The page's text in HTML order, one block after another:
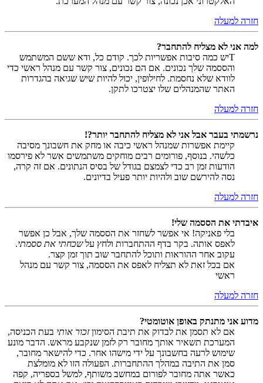
חזרה למעלה
למה אני לא מצליח להתחבר?
Tיש כמה סיבות אפשריות לכך. קודם כל, ודא ששם המשתמש
והססמה שלך נכונים. אם הם נכונים, צור קשר עם מנהל ראשי כדי
לוודא שלא נחסמת. לחילופין, יכול להיות שיש שגיאה בהגדרות
האתר שהמנהלים שלו יצטרכו לתקן.
חזרה למעלה
נרשמתי בעבר אבל אני לא מצליח להתחבר יותר?!
קיימת אפשרות שמנהל ראשי כיבה או מחק את חשבונך מסיבה
כלשהי. בנוסף, פורומים רבים מוחקים משתמשים אשר לא פירסמו
הודעות זמן רב כדי לצמצם בגודל של בסיס הנתונים. אם זה קרה,
נסה להירשם שוב ולהיות יותר פעיל בדיונים.
חזרה למעלה
איבדתי את הססמה שלי!
בלי פאניקה! אי אפשר לשחזר את הססמה שלך, אבל כן אפשר
לאפס אותה. בקר בדף ההתחברות ולחץ עלשכחתי את ססמתי.
עקוב אחר ההוראות ותוכל להתחבר שוב תוך זמן קצר.
אם בכל זאת לא תצליח לאפס את הססמה, צור קשר עם מנהל
ראשי
חזרה למעלה
מדוע אני מתנתק באופן אוטומטי?
אם לא תסמן את לבדוק את תיבת הסימוןזכור אותי בעת הכניסה,
המערכת תשאיר אותך מחובר רק לזמן שנקבע מראש. הדבר מונע
שימוש לרעה בחשבונך על ידי מישהו אחר. כדי להישאר מחובר,
סמן את התיבה במהלך ההתחברות. הפעולה הזו לא מומלצת
כאשר אתה מחובר לפורום במחשב משותף, למשל בספריה, קפה